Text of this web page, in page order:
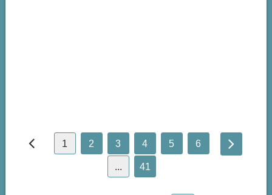
1 2 3 4 5 6
... 41